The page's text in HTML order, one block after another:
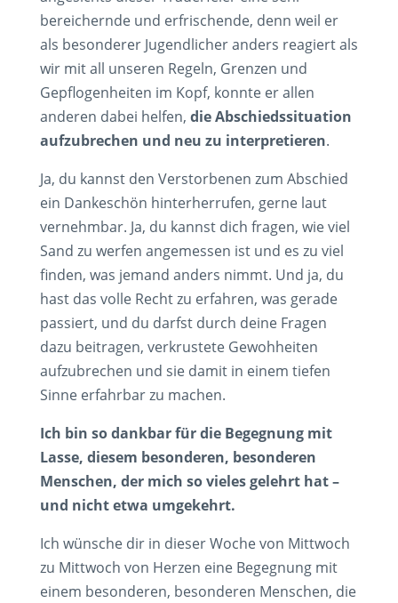
bereichernde und erfrischende, denn weil er
als besonderer Jugendlicher anders reagiert als
wir mit all unseren Regeln, Grenzen und
Gepflogenheiten im Kopf, konnte er allen
anderen dabei helfen, die Abschiedssituation
aufzubrechen und neu zu interpretieren.
Ja, du kannst den Verstorbenen zum Abschied
ein Dankeschön hinterherrufen, gerne laut
vernehmbar. Ja, du kannst dich fragen, wie viel
Sand zu werfen angemessen ist und es zu viel
finden, was jemand anders nimmt. Und ja, du
hast das volle Recht zu erfahren, was gerade
passiert, und du darfst durch deine Fragen
dazu beitragen, verkrustete Gewohheiten
aufzubrechen und sie damit in einem tiefen
Sinne erfahrbar zu machen.
Ich bin so dankbar für die Begegnung mit
Lasse, diesem besonderen, besonderen
Menschen, der mich so vieles gelehrt hat –
und nicht etwa umgekehrt.
Ich wünsche dir in dieser Woche von Mittwoch
zu Mittwoch von Herzen eine Begegnung mit
einem besonderen, besonderen Menschen, die